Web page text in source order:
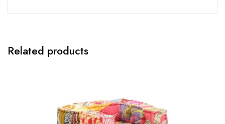
Related products